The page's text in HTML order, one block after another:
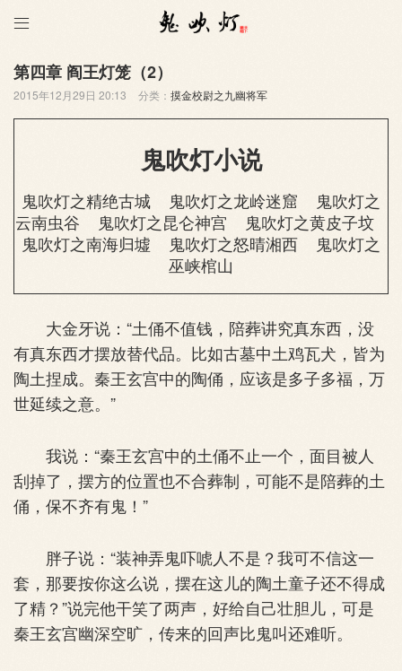

第四章 阎王灯笼（2）
2015年12月29日 20:13 分类： 摸金校尉之九幽将军
鬼吹灯小说
鬼吹灯之精绝古城 鬼吹灯之龙岭迷窟
鬼吹灯之
云南虫谷
鬼吹灯之昆仑神宫
鬼吹灯之黄皮子坟
鬼吹灯之南海归墟
鬼吹灯之怒晴湘西
鬼吹灯之
巫峡棺山
大金牙说：“土俑不值钱，陪葬讲究真东西，没
有真东西才摆放替代品。比如古墓中土鸡瓦犬，皆为
陶土捏成。秦王玄宫中的陶俑，应该是多子多福，万
世延续之意。”
我说：“秦王玄宫中的土俑不止一个，面目被人
刮掉了，摆方的位置也不合葬制，可能不是陪葬的土
俑，保不齐有鬼！”
胖子说：“装神弄鬼吓唬人不是？我可不信这一
套，那要按你这么说，摆在这儿的陶土童子还不得成
了精？”说完他干笑了两声，好给自己壮胆儿，可是
秦王玄宫幽深空旷，传来的回声比鬼叫还难听。